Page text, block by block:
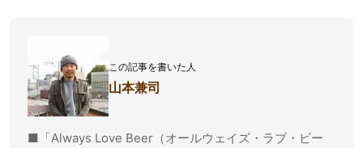
この記事を書いた人
山本兼司
■「Always Love Beer（オールウェイズ・ラブ・ビー